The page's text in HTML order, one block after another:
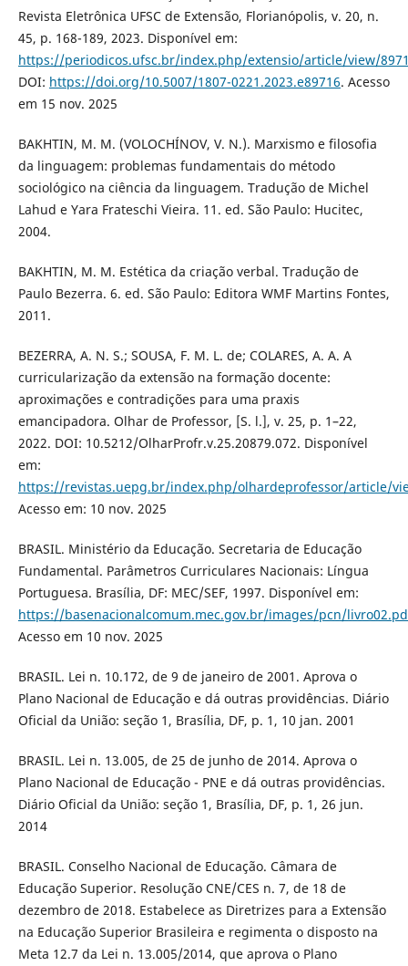
Revista Eletrônica UFSC de Extensão, Florianópolis, v. 20, n.
45, p. 168-189, 2023. Disponível em:
https://periodicos.ufsc.br/index.php/extensio/article/view/
DOI: https://doi.org/10.5007/1807-0221.2023.e89716. Acesso
em 15 nov. 2025
BAKHTIN, M. M. (VOLOCHÍNOV, V. N.). Marxismo e filosofia
da linguagem: problemas fundamentais do método
sociológico na ciência da linguagem. Tradução de Michel
Lahud e Yara Frateschi Vieira. 11. ed. São Paulo: Hucitec,
2004.
BAKHTIN, M. M. Estética da criação verbal. Tradução de
Paulo Bezerra. 6. ed. São Paulo: Editora WMF Martins Fontes,
2011.
BEZERRA, A. N. S.; SOUSA, F. M. L. de; COLARES, A. A. A
curricularização da extensão na formação docente:
aproximações e contradições para uma praxis
emancipadora. Olhar de Professor, [S. l.], v. 25, p. 1–22,
2022. DOI: 10.5212/OlharProfr.v.25.20879.072. Disponível
em:
https://revistas.uepg.br/index.php/olhardeprofessor/article/
Acesso em: 10 nov. 2025
BRASIL. Ministério da Educação. Secretaria de Educação
Fundamental. Parâmetros Curriculares Nacionais: Língua
Portuguesa. Brasília, DF: MEC/SEF, 1997. Disponível em:
https://basenacionalcomum.mec.gov.br/images/pcn/
Acesso em 10 nov. 2025
BRASIL. Lei n. 10.172, de 9 de janeiro de 2001. Aprova o
Plano Nacional de Educação e dá outras providências. Diário
Oficial da União: seção 1, Brasília, DF, p. 1, 10 jan. 2001
BRASIL. Lei n. 13.005, de 25 de junho de 2014. Aprova o
Plano Nacional de Educação - PNE e dá outras providências.
Diário Oficial da União: seção 1, Brasília, DF, p. 1, 26 jun.
2014
BRASIL. Conselho Nacional de Educação. Câmara de
Educação Superior. Resolução CNE/CES n. 7, de 18 de
dezembro de 2018. Estabelece as Diretrizes para a Extensão
na Educação Superior Brasileira e regimenta o disposto na
Meta 12.7 da Lei n. 13.005/2014, que aprova o Plano